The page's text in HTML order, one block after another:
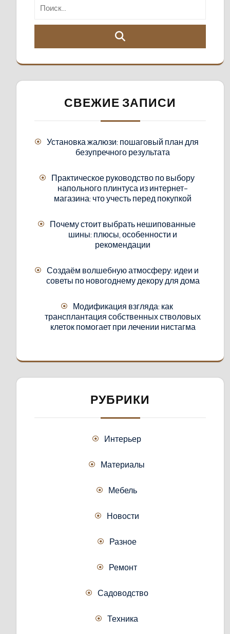
СВЕЖИЕ ЗАПИСИ
Установка жалюзи: пошаговый план для
безупречного результата
Практическое руководство по выбору
напольного плинтуса из интернет-
магазина: что учесть перед покупкой
Почему стоит выбрать нешипованные
шины: плюсы, особенности и
рекомендации
Создаём волшебную атмосферу: идеи и
советы по новогоднему декору для дома
Модификация взгляда: как
трансплантация собственных стволовых
клеток помогает при лечении нистагма
РУБРИКИ
Интерьер
Материалы
Мебель
Новости
Разное
Ремонт
Садоводство
Техника